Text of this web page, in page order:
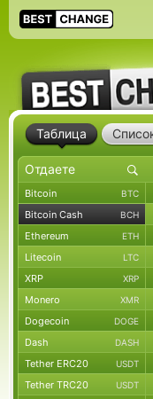
Таблица
Bitcoin BTC
Bitcoin Cash BCH
Ethereum ETH
Litecoin LTC
XRP XRP
Monero XMR
Dogecoin DOGE
Dash DASH
Tether ERC20 USDT
Tether TRC20 USDT